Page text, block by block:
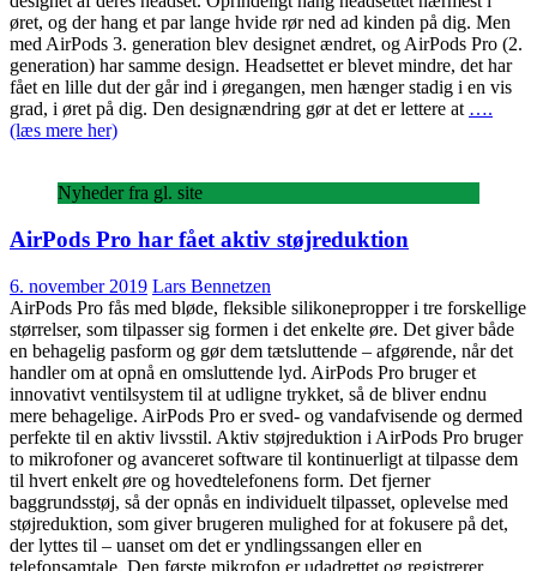
øret, og der hang et par lange hvide rør ned ad kinden på dig. Men
med AirPods 3. generation blev designet ændret, og AirPods Pro (2.
generation) har samme design. Headsettet er blevet mindre, det har
fået en lille dut der går ind i øregangen, men hænger stadig i en vis
grad, i øret på dig. Den designændring gør at det er lettere at ….
(læs mere her)
Nyheder fra gl. site
AirPods Pro har fået aktiv støjreduktion
6. november 2019 Lars Bennetzen
AirPods Pro fås med bløde, fleksible silikonepropper i tre forskellige
størrelser, som tilpasser sig formen i det enkelte øre. Det giver både
en behagelig pasform og gør dem tætsluttende – afgørende, når det
handler om at opnå en omsluttende lyd. AirPods Pro bruger et
innovativt ventilsystem til at udligne trykket, så de bliver endnu
mere behagelige. AirPods Pro er sved- og vandafvisende og dermed
perfekte til en aktiv livsstil. Aktiv støjreduktion i AirPods Pro bruger
to mikrofoner og avanceret software til kontinuerligt at tilpasse dem
til hvert enkelt øre og hovedtelefonens form. Det fjerner
baggrundsstøj, så der opnås en individuelt tilpasset, oplevelse med
støjreduktion, som giver brugeren mulighed for at fokusere på det,
der lyttes til – uanset om det er yndlingssangen eller en
telefonsamtale. Den første mikrofon er udadrettet og registrerer